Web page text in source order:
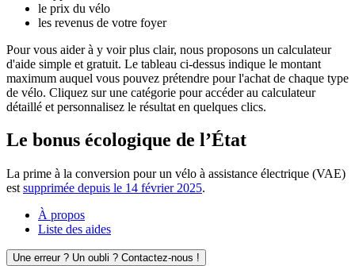
le prix du vélo
les revenus de votre foyer
Pour vous aider à y voir plus clair, nous proposons un calculateur
d'aide simple et gratuit. Le tableau ci-dessus indique le montant
maximum auquel vous pouvez prétendre pour l'achat de chaque type
de vélo. Cliquez sur une catégorie pour accéder au calculateur
détaillé et personnalisez le résultat en quelques clics.
Le bonus écologique de l’État
La prime à la conversion pour un vélo à assistance électrique (VAE)
est supprimée depuis le 14 février 2025.
À propos
Liste des aides
Une erreur ? Un oubli ? Contactez-nous !